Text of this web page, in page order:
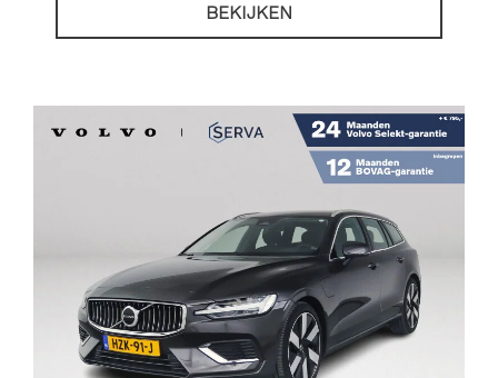
BEKIJKEN